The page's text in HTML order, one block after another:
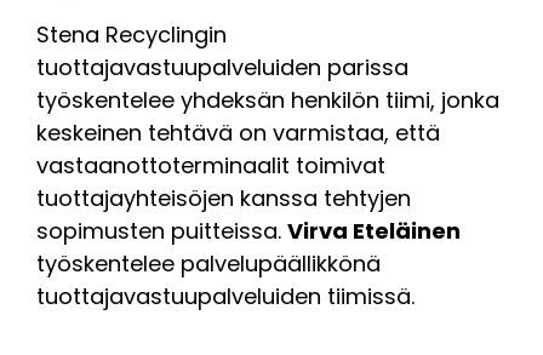
Stena Recyclingin
tuottajavastuupalveluiden parissa
työskentelee yhdeksän henkilön tiimi, jonka
keskeinen tehtävä on varmistaa, että
vastaanottoterminaalit toimivat
tuottajayhteisöjen kanssa tehtyjen
sopimusten puitteissa. Virva Eteläinen
työskentelee palvelupäällikkönä
tuottajavastuupalveluiden tiimissä.